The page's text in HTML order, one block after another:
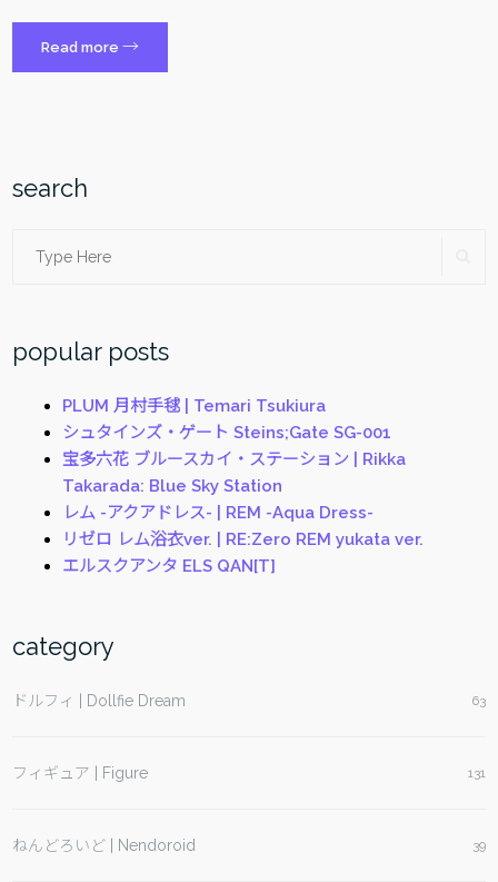
Read more“POP
UP
→
search
Search
popular posts
PLUM 月村手毬 | Temari Tsukiura
シュタインズ・ゲート Steins;Gate SG-001
宝多六花 ブルースカイ・ステーション | Rikka
Takarada: Blue Sky Station
レム -アクアドレス- | REM -Aqua Dress-
リゼロ レム浴衣ver. | RE:Zero REM yukata ver.
エルスクアンタ ELS QAN[T]
category
ドルフィ | Dollfie Dream 63
フィギュア | Figure 131
ねんどろいど | Nendoroid 39